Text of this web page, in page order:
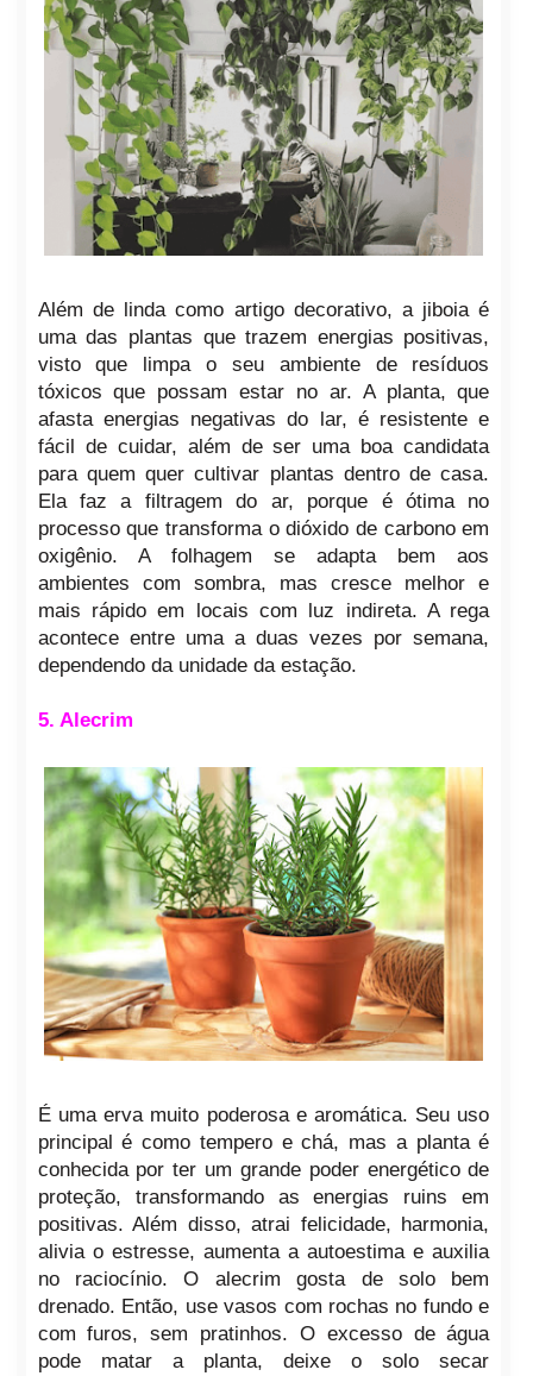
Além de linda como artigo decorativo, a jiboia é
uma das plantas que trazem energias positivas,
visto que limpa o seu ambiente de resíduos
tóxicos que possam estar no ar. A planta, que
afasta energias negativas do lar, é resistente e
fácil de cuidar, além de ser uma boa candidata
para quem quer cultivar plantas dentro de casa.
Ela faz a filtragem do ar, porque é ótima no
processo que transforma o dióxido de carbono em
oxigênio. A folhagem se adapta bem aos
ambientes com sombra, mas cresce melhor e
mais rápido em locais com luz indireta. A rega
acontece entre uma a duas vezes por semana,
dependendo da unidade da estação.
5. Alecrim
É uma erva muito poderosa e aromática. Seu uso
principal é como tempero e chá, mas a planta é
conhecida por ter um grande poder energético de
proteção, transformando as energias ruins em
positivas. Além disso, atrai felicidade, harmonia,
alivia o estresse, aumenta a autoestima e auxilia
no raciocínio. O alecrim gosta de solo bem
drenado. Então, use vasos com rochas no fundo e
com furos, sem pratinhos. O excesso de água
pode matar a planta, deixe o solo secar